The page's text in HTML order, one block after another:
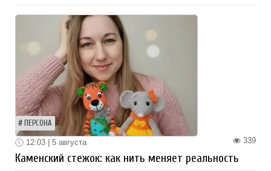
ПЕРСОНА
339
12:03 | 5 августа
Каменский стежок: как нить меняет реальность